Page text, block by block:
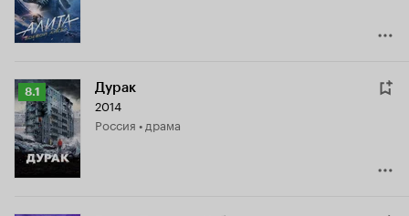
Рейтинг
Кинопоиска
8.1
8.1 Дурак
2014
Россия • драма